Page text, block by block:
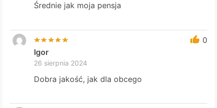
Średnie jak moja pensja
0
Igor
26 sierpnia 2024
Dobra jakość, jak dla obcego